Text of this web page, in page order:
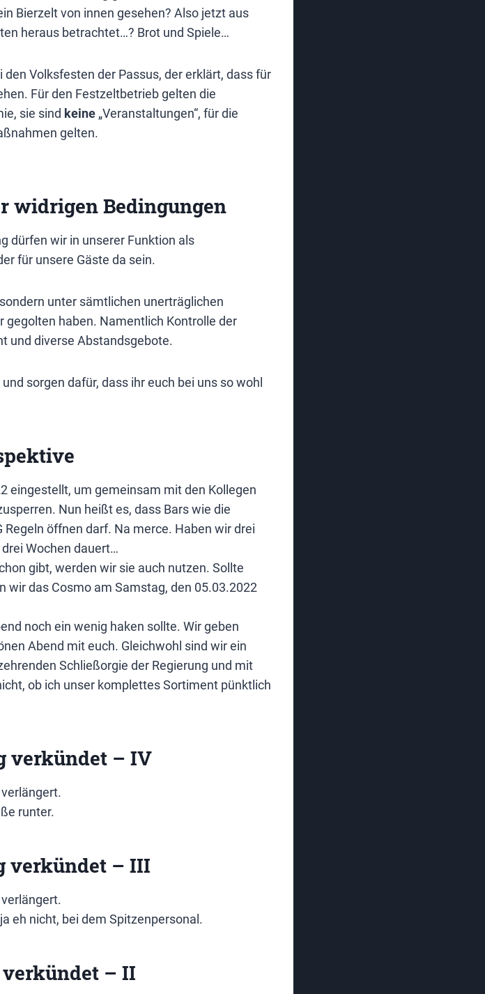
Bierzelt von innen gesehen? Also jetzt aus
heraus betrachtet…? Brot und Spiele…
den Volksfesten der Passus, der erklärt, dass für
Für den Festzeltbetrieb gelten die
sie sind keine „Veranstaltungen“, für die
gelten.
widrigen Bedingungen
dürfen wir in unserer Funktion als
für unsere Gäste da sein.
unter sämtlichen unerträglichen
gegolten haben. Namentlich Kontrolle der
und diverse Abstandsgebote.
sorgen dafür, dass ihr euch bei uns so wohl
eingestellt, um gemeinsam mit den Kollegen
Nun heißt es, dass Bars wie die
öffnen darf. Na merce. Haben wir drei
Wochen dauert…
gibt, werden wir sie auch nutzen. Sollte
wir das Cosmo am Samstag, den 05.03.2022
noch ein wenig haken sollte. Wir geben
Abend mit euch. Gleichwohl sind wir ein
Schließorgie der Regierung und mit
ob ich unser komplettes Sortiment pünktlich
verkündet – IV
runter.
verkündet – III
eh nicht, bei dem Spitzenpersonal.
verkündet – II